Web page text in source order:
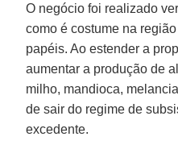
O negócio foi realizado
como é costume na
papéis. Ao estender a
aumentar a produção de
milho, mandioca,
de sair do regime de
excedente.